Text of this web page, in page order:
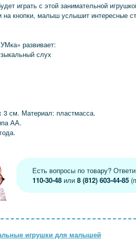
играть с этой занимательной
на кнопки, малыш услышит интересные
развивает:
слух
3 см. Материал: пластмасса.
АА.
Есть вопросы по товару?
110-30-48 или8 (812) 603-44-85
игрушки для малышей